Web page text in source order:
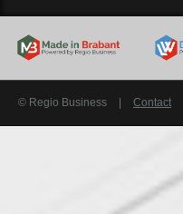
© Regio Business Contact